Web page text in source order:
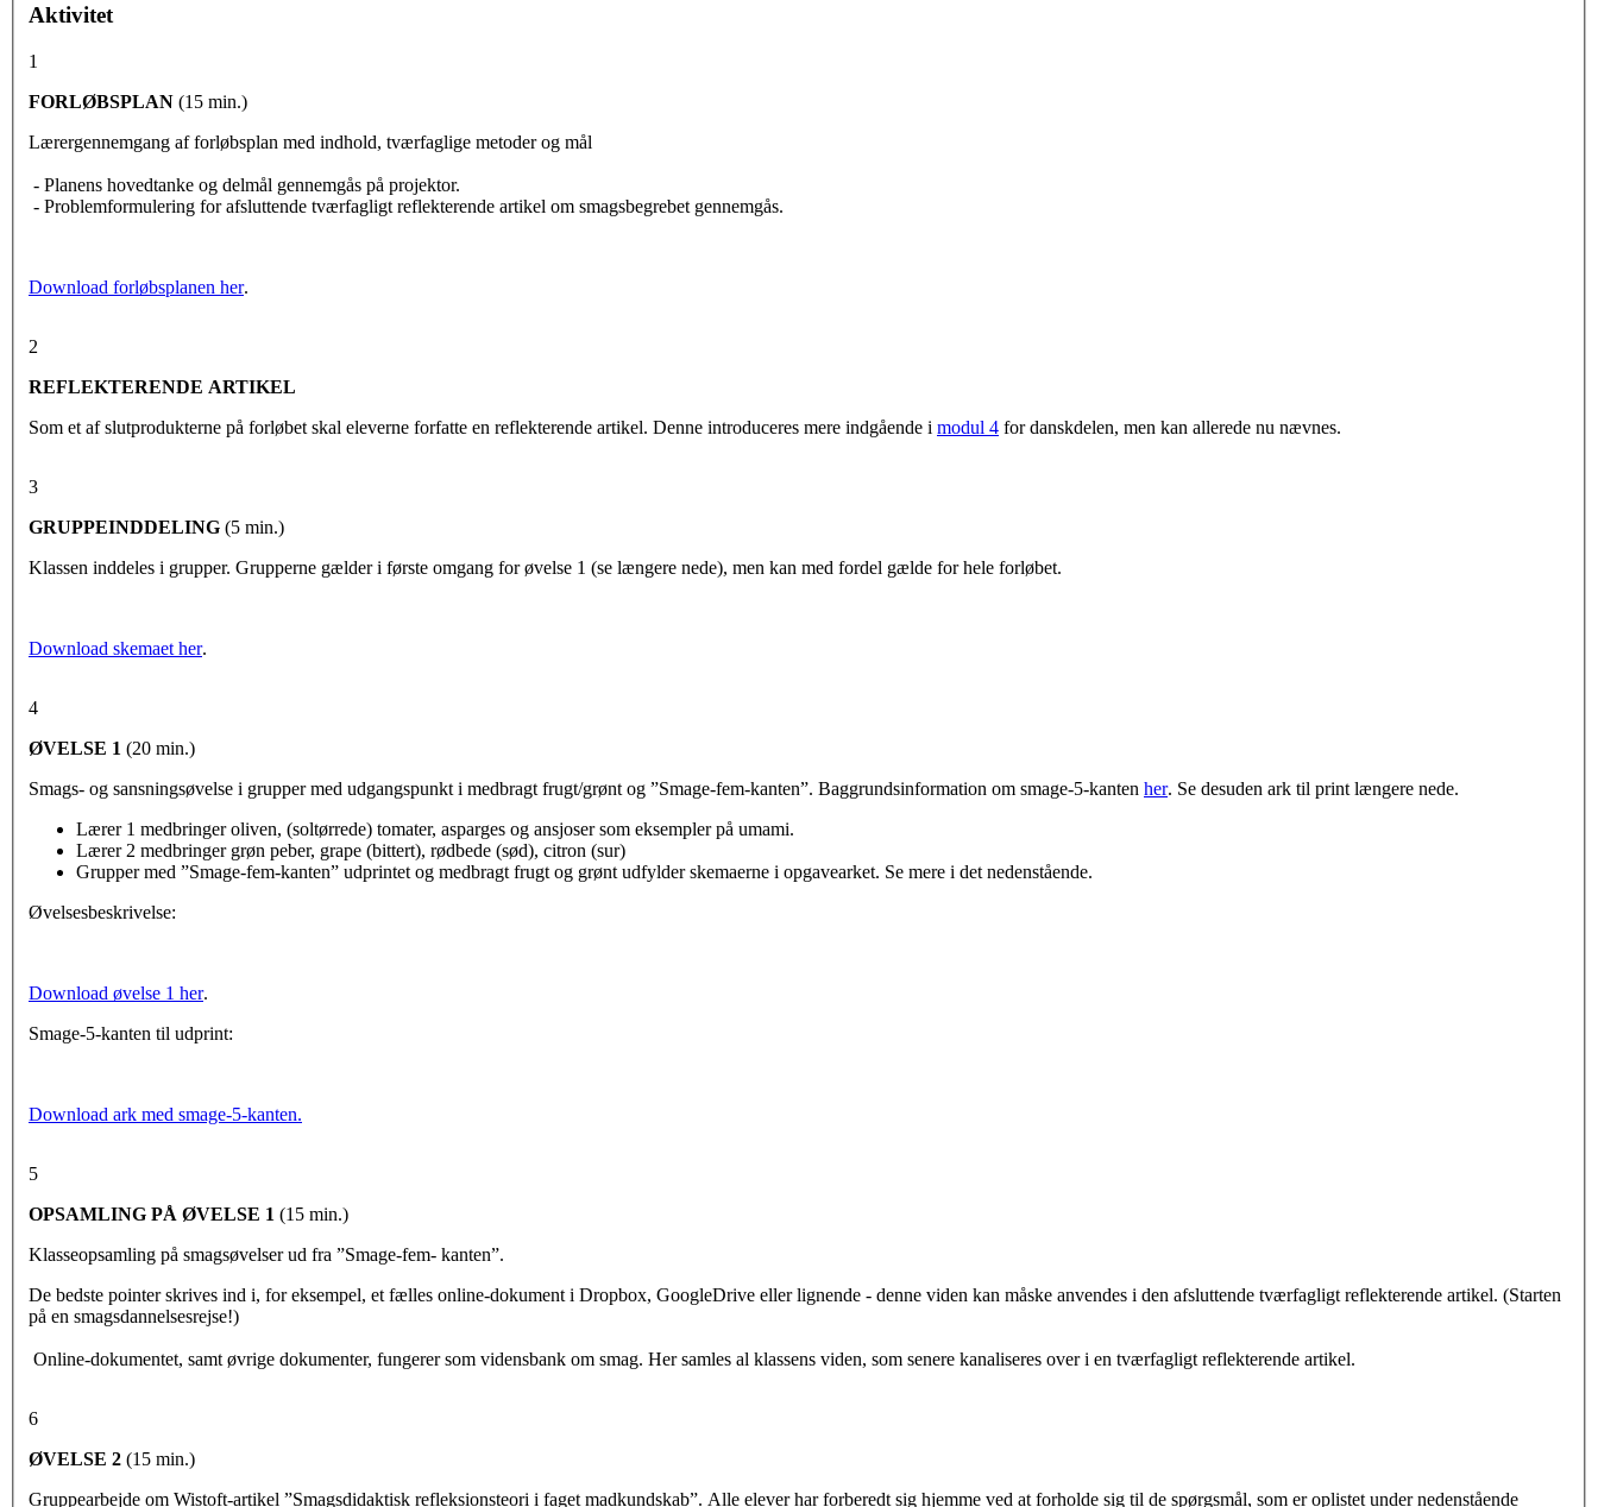
Aktivitet
1
FORLØBSPLAN (15 min.)
Lærergennemgang af forløbsplan med indhold, tværfaglige metoder og mål
- Planens hovedtanke og delmål gennemgås på projektor.
- Problemformulering for afsluttende tværfagligt reflekterende artikel om smagsbegrebet gennemgås.
Download forløbsplanen her.
2
REFLEKTERENDE ARTIKEL
Som et af slutprodukterne på forløbet skal eleverne forfatte en reflekterende artikel. Denne introduceres mere indgående i modul 4 for danskdelen, men kan allerede nu nævnes.
3
GRUPPEINDDELING (5 min.)
Klassen inddeles i grupper. Grupperne gælder i første omgang for øvelse 1 (se længere nede), men kan med fordel gælde for hele forløbet.
Download skemaet her.
4
ØVELSE 1 (20 min.)
Smags- og sansningsøvelse i grupper med udgangspunkt i medbragt frugt/grønt og ”Smage-fem-kanten”. Baggrundsinformation om smage-5-kanten her. Se desuden ark til print længere nede.
Lærer 1 medbringer oliven, (soltørrede) tomater, asparges og ansjoser som eksempler på umami.
Lærer 2 medbringer grøn peber, grape (bittert), rødbede (sød), citron (sur)
Grupper med ”Smage-fem-kanten” udprintet og medbragt frugt og grønt udfylder skemaerne i opgavearket. Se mere i det nedenstående.
Øvelsesbeskrivelse:
Download øvelse 1 her.
Smage-5-kanten til udprint:
Download ark med smage-5-kanten.
5
OPSAMLING PÅ ØVELSE 1 (15 min.)
Klasseopsamling på smagsøvelser ud fra ”Smage-fem- kanten”.
De bedste pointer skrives ind i, for eksempel, et fælles online-dokument i Dropbox, GoogleDrive eller lignende - denne viden kan måske anvendes i den afsluttende tværfagligt reflekterende artikel. (Starten
på en smagsdannelsesrejse!)
Online-dokumentet, samt øvrige dokumenter, fungerer som vidensbank om smag. Her samles al klassens viden, som senere kanaliseres over i en tværfagligt reflekterende artikel.
6
ØVELSE 2 (15 min.)
Gruppearbejde om Wistoft-artikel ”Smagsdidaktisk refleksionsteori i faget madkundskab”. Alle elever har forberedt sig hjemme ved at forholde sig til de spørgsmål, som er oplistet under nedenstående